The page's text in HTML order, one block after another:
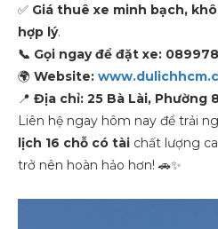
✅ Giá thuê xe minh bạch,
hợp lý.
📞 Gọi ngay để đặt xe:
🌍 Website:
📍 Địa chỉ: 25 Bà Lài, Phường
Liên hệ ngay hôm nay để trải
lịch 16 chỗ có tài chất lượng
trở nên hoàn hảo hơn! 🚗✨